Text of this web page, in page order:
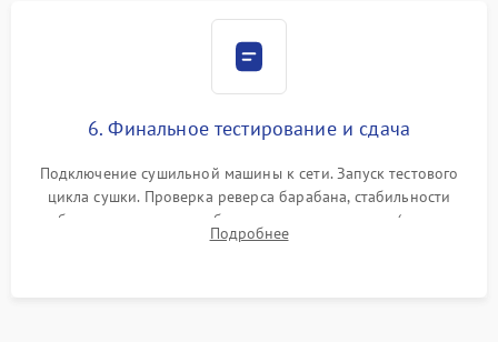
6. Финальное тестирование и сдача
Подключение сушильной машины к сети. Запуск тестового
цикла сушки. Проверка реверса барабана, стабильности
набора температуры, работы дренажного насоса (откачка
конденсата) и отсутствия посторонних скрипов, стуков или
Подробнее